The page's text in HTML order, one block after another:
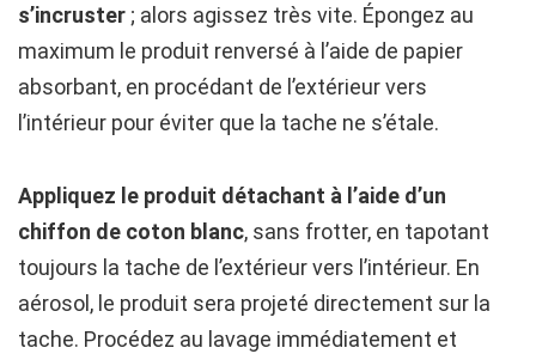
s’incruster ; alors agissez très vite. Épongez au
maximum le produit renversé à l’aide de papier
absorbant, en procédant de l’extérieur vers
l’intérieur pour éviter que la tache ne s’étale.
Appliquez le produit détachant à l’aide d’un
chiffon de coton blanc, sans frotter, en tapotant
toujours la tache de l’extérieur vers l’intérieur. En
aérosol, le produit sera projeté directement sur la
tache. Procédez au lavage immédiatement et